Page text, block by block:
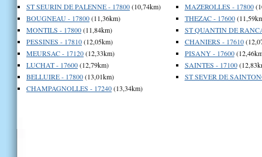
ST SEURIN DE PALENNE - 17800(10,74km)
BOUGNEAU - 17800(11,36km)
MONTILS - 17800(11,84km)
PESSINES - 17810(12,05km)
MEURSAC - 17120(12,33km)
LUCHAT - 17600(12,79km)
BELLUIRE - 17800(13,01km)
CHAMPAGNOLLES - 17240(13,34km)
MAZEROLLES - 17800
THEZAC - 17600
ST QUANTIN DE
CHANIERS - 17610
PISANY - 17600
SAINTES - 17100
ST SEVER DE